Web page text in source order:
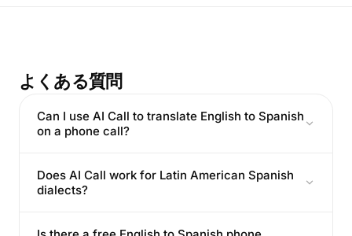
よくある質問
Can I use AI Call to translate English to Spanish
on a phone call?
Does AI Call work for Latin American Spanish
dialects?